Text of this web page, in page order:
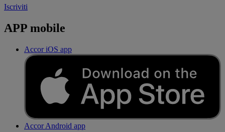
Iscriviti
APP mobile
Accor iOS app
Accor Android app